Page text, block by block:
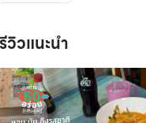
รีวิวแนะนำ